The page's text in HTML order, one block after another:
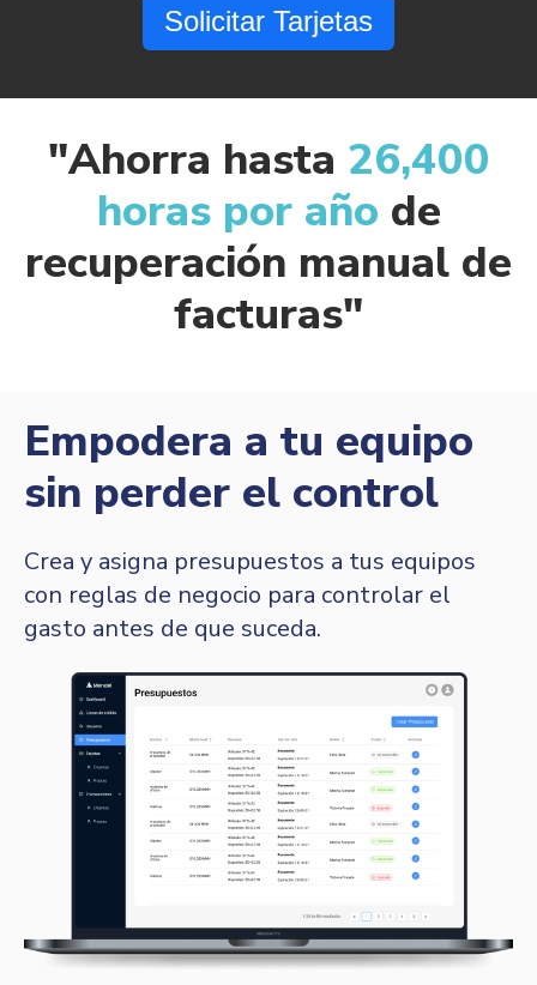
Solicitar Tarjetas
"Ahorra hasta 26,400
horas por año de
recuperación manual de
facturas"
Empodera a tu equipo
sin perder el control
Crea y asigna presupuestos a tus equipos
con reglas de negocio para controlar el
gasto antes de que suceda.